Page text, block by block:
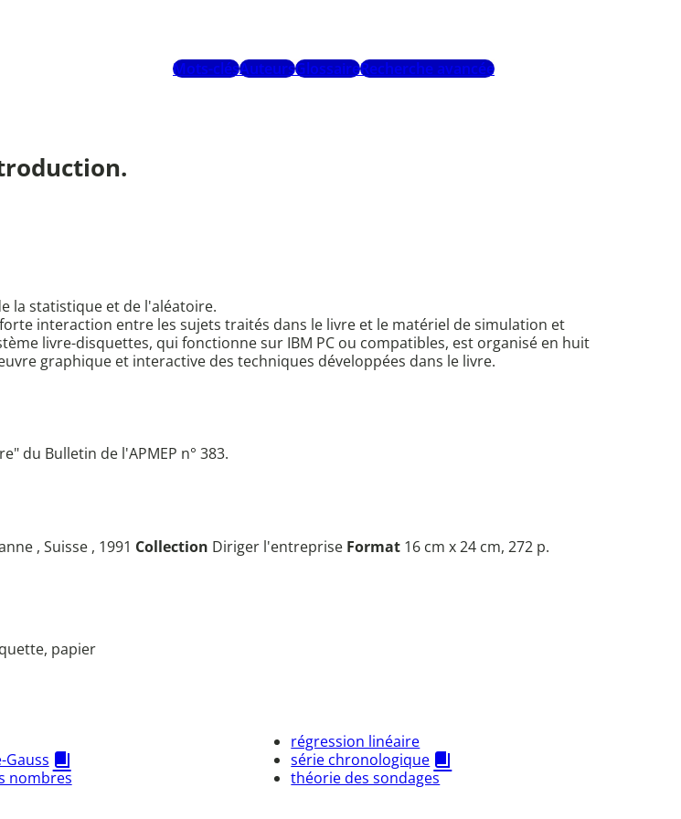
Mots-clésAuteursGlossaireRecherche avancée
la statistique et de l'aléatoire.
interaction entre les sujets traités dans le livre et le matériel de simulation et
livre-disquettes, qui fonctionne sur IBM PC ou compatibles, est organisé en huit
graphique et interactive des techniques développées dans le livre.
du Bulletin de l'APMEP n° 383.
, Suisse , 1991 Collection Diriger l'entreprise Format 16 cm x 24 cm, 272 p.
papier
Gauss
nombres
régression linéaire
série chronologique
théorie des sondages